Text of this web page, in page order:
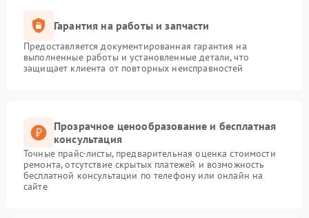
Гарантия на работы и запчасти
Предоставляется документированная гарантия на
выполненные работы и установленные детали, что
защищает клиента от повторных неисправностей
Прозрачное ценообразование и бесплатная
консультация
Точные прайс-листы, предварительная оценка стоимости
ремонта, отсутствие скрытых платежей и возможность
бесплатной консультации по телефону или онлайн на
сайте